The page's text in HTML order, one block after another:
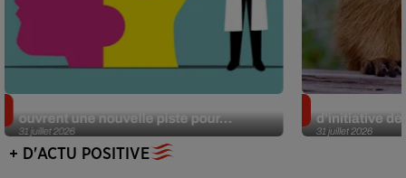
31 juillet 2026
ouvrent une nouvelle piste pour...
31 juillet 2026
d’initiative
+ D'ACTU POSITIVE